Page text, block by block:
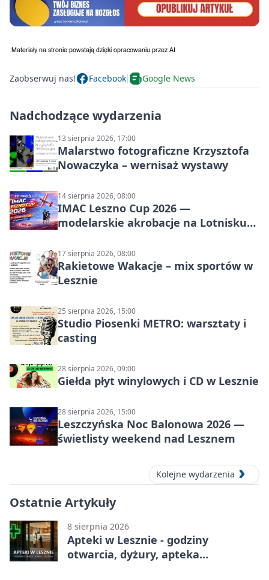
Zaobserwuj nas! Facebook Google News
Nadchodzące wydarzenia
13 sierpnia 2026, 17:00
Malarstwo fotograficzne Krzysztofa
Nowaczyka – wernisaż wystawy
14 sierpnia 2026, 08:00
IMAC Leszno Cup 2026 —
modelarskie akrobacje na Lotnisku
17 sierpnia 2026, 08:00
Rakietowe Wakacje – mix sportów w
Lesznie
25 sierpnia 2026, 15:00
Studio Piosenki METRO: warsztaty i
casting
28 sierpnia 2026, 09:00
Giełda płyt winylowych i CD w Lesznie
28 sierpnia 2026, 15:00
Leszczyńska Noc Balonowa 2026 —
świetlisty weekend nad Lesznem
Kolejne wydarzenia
Ostatnie Artykuły
8 sierpnia 2026
Apteki w Lesznie - godziny
otwarcia, dyżury, apteka